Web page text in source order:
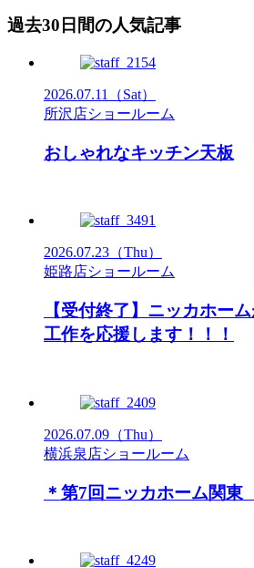
過去30日間の人気記事
2026.07.11
（Sat）
所沢店ショールーム
おしゃれなキッチン天板
2026.07.23 （Thu）
姫路店ショールーム
【受付終了】ニッカホー
工作を応援します！！！
2026.07.09 （Thu）
横浜泉店ショールーム
＊第7回ニッカホーム関